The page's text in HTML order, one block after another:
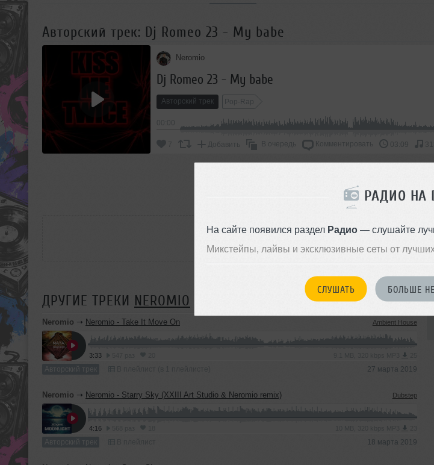
РАДИО НА
На сайте появился раздел Радио— слушайте
Микстейпы, лайвы и эксклюзивные сеты от
СЛУШАТЬ БОЛЬШЕ
Авторский трек: Dj Romeo 23 - My babe
Neromio
Dj Romeo 23 - My babe
Авторский трек Pop-Rap
7 Добавить В очередь Комментировать 03:09
ПОДДЕРЖАТЬ АРТИСТА
ДРУГИЕ ТРЕКИ NEROMIO
Neromio ➝ Neromio - Take It Move On Ambient House
3:33
Авторский трек 27 марта 2019
Neromio ➝ Neromio - Starry Sky (XXIII Art Studio & Neromio remix) Dubstep
4:16
Авторский трек 18 марта 2019